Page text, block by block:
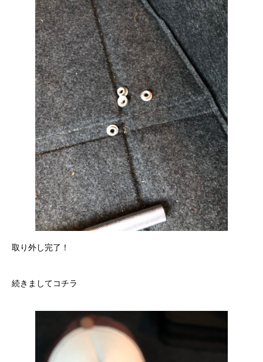
取り外し完了！
続きましてコチラ